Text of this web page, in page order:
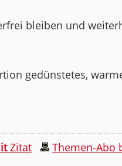
bleiben und
gedünstetes,
Zitat Themen-Abo